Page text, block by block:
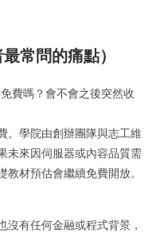
常問的痛點）
費嗎？會不會之後突然收
。學院由創辦團隊與志工維
未來因伺服器或內容品質需
材預估會繼續免費開放。
有任何金融或程式背景，